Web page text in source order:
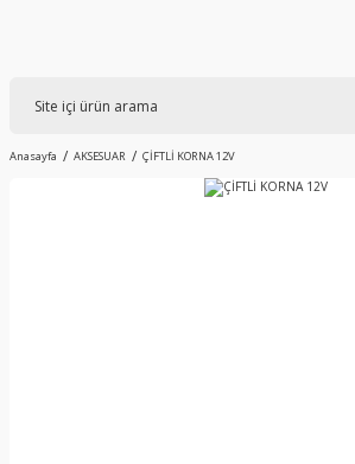
Anasayfa AKSESUAR ÇİFTLİ KORNA 12V